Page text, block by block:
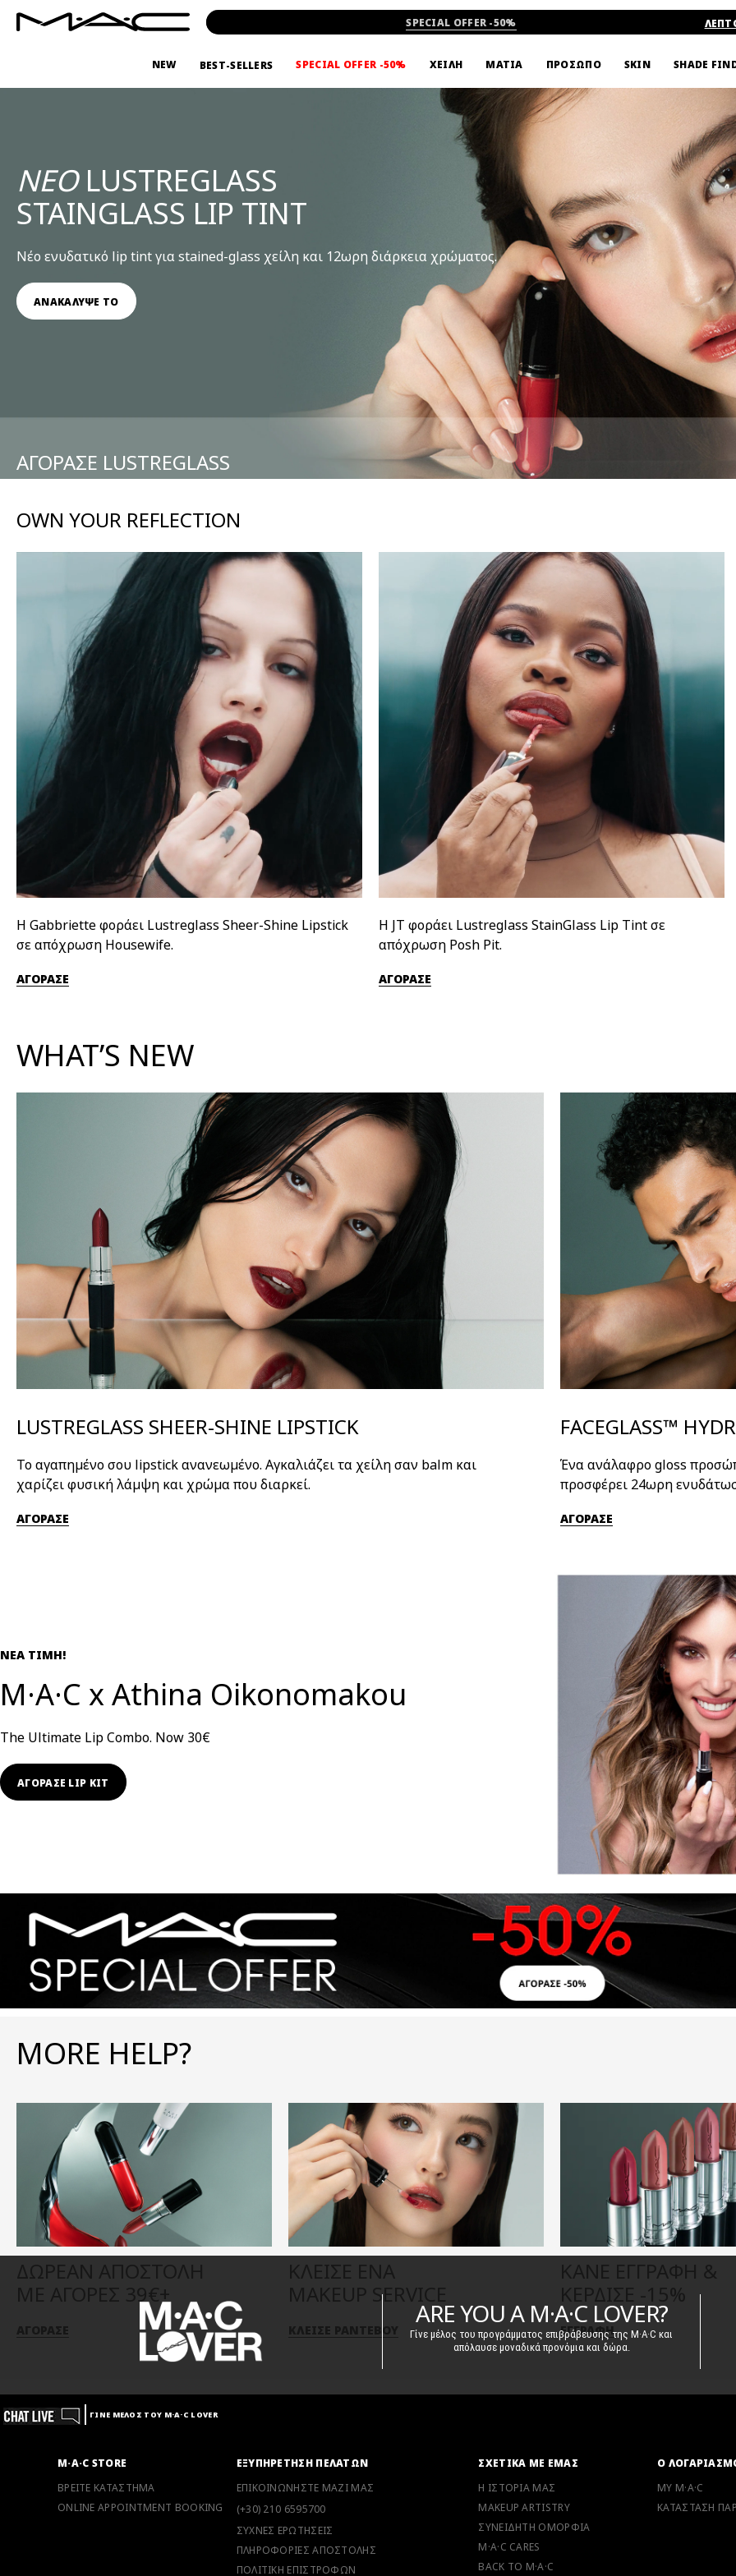
-15% ΣΤΗΝ ΠΡΩΤΗ ΣΟΥ ΑΓΟΡΑ
NEW BEST-SELLERS SPECIAL OFFER -50% ΧΕΙΛΗ ΜΑΤΙΑ ΠΡΟΣΩΠΟ SKIN SHADE
ΝΕΟLUSTREGLASS
STAINGLASS LIP TINT
Νέο ενυδατικό lip tint για stained-glass χείλη και 12ωρη διάρκεια χρώματος.
ΑΝΑΚΑΛΥΨΕ ΤΟ
ΑΓΟΡΑΣΕ LUSTREGLASS
OWN YOUR REFLECTION
Η Gabbriette φοράει Lustreglass Sheer-Shine Lipstick
σε απόχρωση Housewife.
ΑΓΟΡΑΣΕ
Η JT φοράει Lustreglass StainGlass Lip Tint σε
απόχρωση Posh Pit.
ΑΓΟΡΑΣΕ
WHAT’S NEW
LUSTREGLASS SHEER-SHINE LIPSTICK
Το αγαπημένο σου lipstick ανανεωμένο. Αγκαλιάζει τα χείλη σαν balm και
χαρίζει φυσική λάμψη και χρώμα που διαρκεί.
ΑΓΟΡΑΣΕ
FACEGLASS™
Ένα ανάλαφρο gloss
προσφέρει 24ωρη
ΑΓΟΡΑΣΕ
ΝΕΑ ΤΙΜΗ!
M·A·C x Athina Oikonomakou
The Ultimate Lip Combo. Now 30€
ΑΓΟΡΑΣΕ LIP KIT
MORE HELP?
ΔΩΡΕΑΝ ΑΠΟΣΤΟΛΗ
ΜΕ ΑΓΟΡΕΣ 39€+
ΑΓΟΡΑΣΕ
ΚΛΕΙΣΕ ΕΝΑ
MAKEUP SERVICE
ΚΛΕΙΣΕ ΡΑΝΤΕΒΟΥ
ΚΑΝΕ ΕΓΓΡΑΦΗ &
ΚΕΡΔΙΣΕ -15%
ΕΓΓΡΑΦΗ
ARE YOU A M·A·C LOVER?
Γίνε μέλος του προγράμματος επιβράβευσης της M·A·C και
απόλαυσε μοναδικά προνόμια και δώρα.
ΓΙΝΕ ΜΕΛΟΣ ΤΟΥ M·A·C LOVER
M·A·C STORE
ΒΡΕΙΤΕ ΚΑΤΑΣΤΗΜΑ
ONLINE APPOINTMENT BOOKING
ΕΞΥΠΗΡΕΤΗΣΗ ΠΕΛΑΤΩΝ
ΕΠΙΚΟΙΝΩΝΗΣΤΕ ΜΑΖΙ ΜΑΣ
(+30) 210 6595700
ΣΥΧΝΕΣ ΕΡΩΤΗΣΕΙΣ
ΠΛΗΡΟΦΟΡΙΕΣ ΑΠΟΣΤΟΛΗΣ
ΠΟΛΙΤΙΚΗ ΕΠΙΣΤΡΟΦΩΝ
ΣΧΕΤΙΚΑ ΜΕ ΕΜΑΣ
Η ΙΣΤΟΡΙΑ ΜΑΣ
MAKEUP ARTISTRY
ΣΥΝΕΙΔΗΤΗ ΟΜΟΡΦΙΑ
M·A·C CARES
BACK TO M·A·C
Ο
MY M·A·C
ΚΑΤΑΣΤΑΣΗ